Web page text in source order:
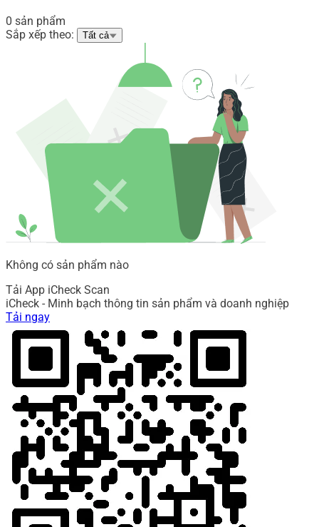
0 sản phẩm
Sắp xếp theo:
Tất cả
Không có sản phẩm nào
Tải App iCheck Scan
iCheck - Minh bạch thông tin sản phẩm và doanh nghiệp
Tải ngay